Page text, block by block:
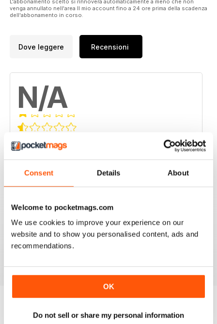
Consent Details About
Welcome to pocketmags.com
We use cookies to improve your experience on our
website and to show you personalised content, ads and
recommendations.
OK
Do not sell or share my personal information
L'abbonamento scelto si rinnoverà automaticamente a meno che non
venga annullato nell'area Il mio account fino a 24 ore prima della scadenza
dell'abbonamento in corso.
Dove leggere Recensioni
N/A
0
3 0
1
VISUALIZZA LE RECENSIONI
EDIZIONI INDIETRO Visualizza tutti